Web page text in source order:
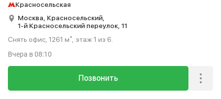
Красносельская
Москва, Красносельский,
1-й Красносельский переулок, 11
Снять офис, 1261 м², этаж 1 из 6.
Позвонить
Вчера в 08:10